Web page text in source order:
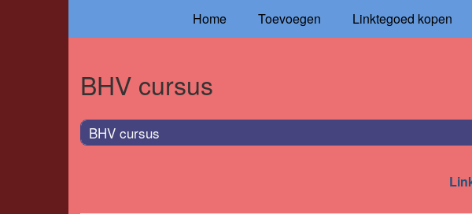
Home Toevoegen Linktegoed kopen
BHV cursus
BHV cursus